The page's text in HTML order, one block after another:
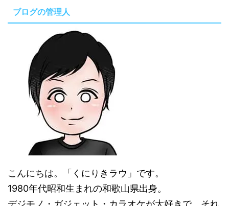
ブログの管理人
こんにちは。「くにりきラウ」です。
1980年代昭和生まれの和歌山県出身。
デジモノ・ガジェット・カラオケが大好きで、それ